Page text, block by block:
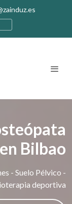
en Bilbao
- Suelo Pélvico -
deportiva